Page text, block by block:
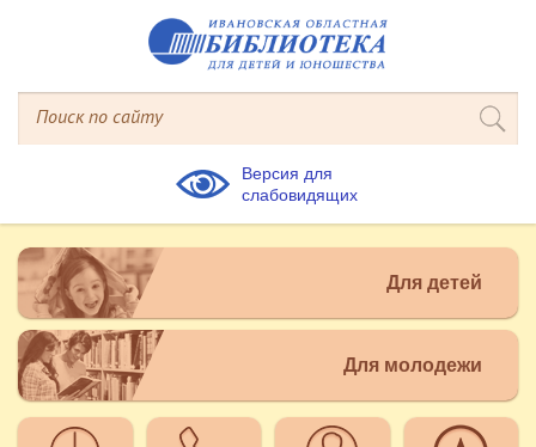
Версия для
слабовидящих
Для детей
Для молодежи